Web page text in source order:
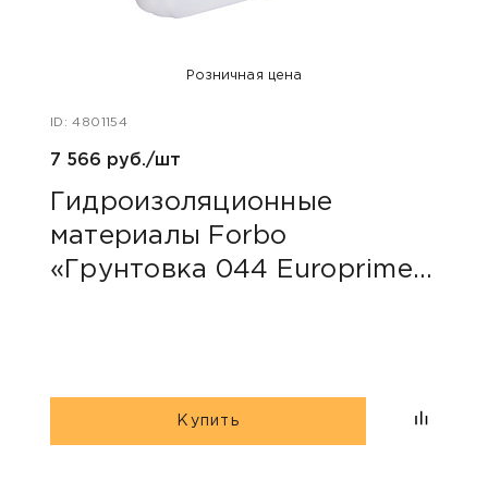
Розничная цена
ID: 4801154
7 566 руб./шт
Гидроизоляционные
материалы Forbo
«Грунтовка 044 Europrimer
Купить